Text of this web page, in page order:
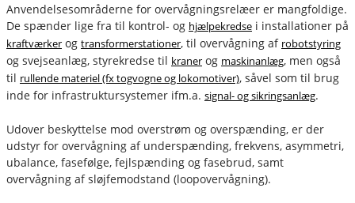
Anvendelsesområderne for overvågningsrelæer er mangfoldige.
De spænder lige fra til kontrol- og hjælpekredse i installationer på
kraftværker og transformerstationer, til overvågning af robotstyring
og svejseanlæg, styrekredse til kraner og maskinanlæg, men også
til rullende materiel (fx togvogne og lokomotiver), såvel som til brug
inde for infrastruktursystemer ifm.a. signal- og sikringsanlæg.
Udover beskyttelse mod overstrøm og overspænding, er der
udstyr for overvågning af underspænding, frekvens, asymmetri,
ubalance, fasefølge, fejlspænding og fasebrud, samt
overvågning af sløjfemodstand (loopovervågning).